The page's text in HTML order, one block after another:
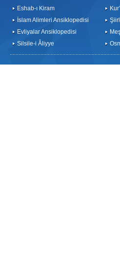
Eshab-ı Kiram
İslam Alimleri Ansiklopedisi
Evliyalar Ansiklopedisi
Silsile-i Âliyye